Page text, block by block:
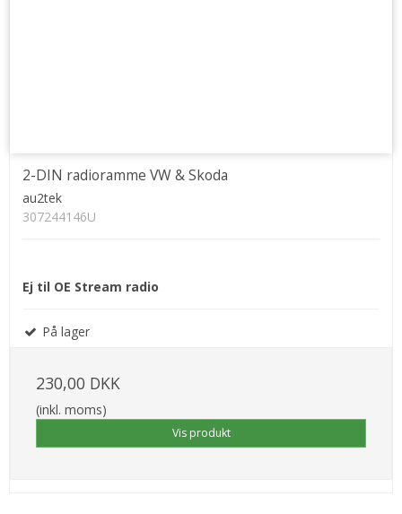
2-DIN radioramme VW & Skoda
au2tek
307244146U
Ej til OE Stream radio
På lager
230,00 DKK
(inkl. moms)
Vis produkt